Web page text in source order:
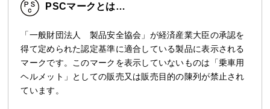
PSCマークとは…
「一般財団法人 製品安全協会」が経済産業大臣の承認を
得て定められた認定基準に適合している製品に表示される
マークです。このマークを表示していないものは「乗車用
ヘルメット」としての販売又は販売目的の陳列が禁止され
ています。